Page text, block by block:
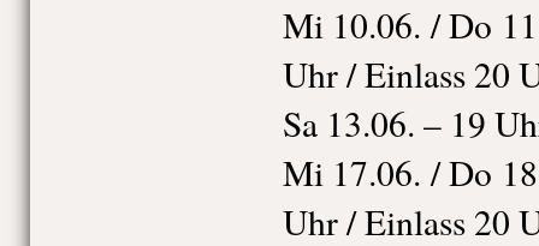
Mi 10.06. / Do
Uhr / Einlass 20
Sa 13.06. – 19
Mi 17.06. / Do
Uhr / Einlass 20